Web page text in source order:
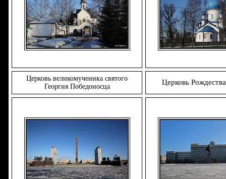
Церковь великомученика святого
Георгия Победоносца
Церковь